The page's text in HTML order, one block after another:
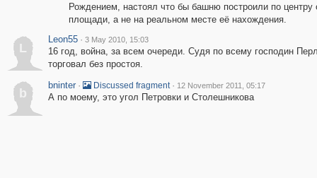
Рождением, настоял что бы башню построили по центру
площади, а не на реальном месте её нахождения.
L
Leon55 · 3 May 2010, 15:03
16 год, война, за всем очереди. Судя по всему господин
торговал без простоя.
b
bninter · Discussed fragment · 12 November 2011, 05:17
А по моему, это угол Петровки и Столешникова